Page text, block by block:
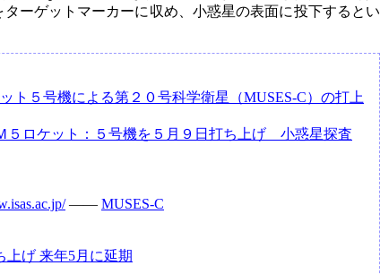
ーゲットマーカーに収め、小惑星の表面に投下するとい
ト５号機による第２０号科学衛星（MUSES-C）の打上
５ロケット：５号機を５月９日打ち上げ 小惑星探査
―― MUSES-C
上げ 来年5月に延期